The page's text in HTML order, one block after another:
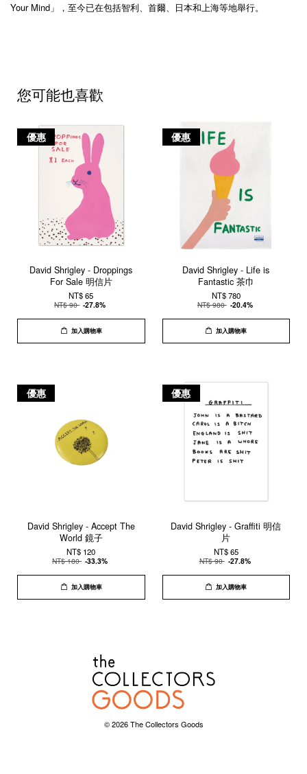
Your Mind」，至今已在包括智利、首爾、日本和上海等地舉行。
您可能也喜歡
優惠
David Shrigley - Droppings
For Sale 明信片
NT$ 65
NT$ 90 -27.8%
加入購物車
優惠
David Shrigley - Life is
Fantastic 茶巾
NT$ 780
NT$ 980 -20.4%
加入購物車
優惠
David Shrigley - Accept The
World 鏡子
NT$ 120
NT$ 180 -33.3%
加入購物車
優惠
David Shrigley - Graffiti 明信
片
NT$ 65
NT$ 90 -27.8%
加入購物車
© 2026 The Collectors Goods